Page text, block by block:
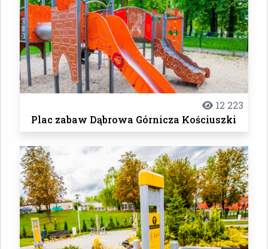
12 223
Plac zabaw Dąbrowa Górnicza Kościuszki